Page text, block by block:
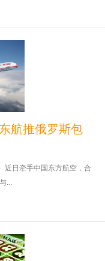
航推俄罗斯包
近日牵手中国东方航空，合
...